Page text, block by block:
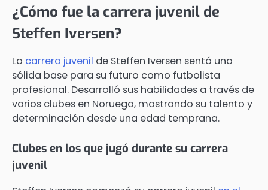
¿Cómo fue la carrera juvenil de
Steffen Iversen?
La carrera juvenil de Steffen Iversen sentó una
sólida base para su futuro como futbolista
profesional. Desarrolló sus habilidades a través de
varios clubes en Noruega, mostrando su talento y
determinación desde una edad temprana.
Clubes en los que jugó durante su carrera
juvenil